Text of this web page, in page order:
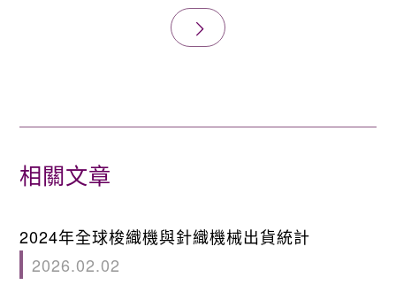
相關文章
2024年全球梭織機與針織機械出貨統計
2026.02.02